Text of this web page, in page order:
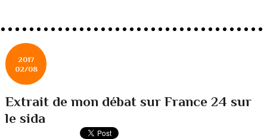
2017
02/08
Extrait de mon débat sur France 24 sur
le sida